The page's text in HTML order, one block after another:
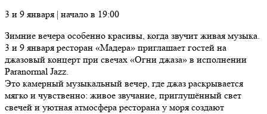
3 и 9 января | начало в 19:00
Зимние вечера особенно красивы, когда звучит живая музыка.
3 и 9 января ресторан «Мадера» приглашает гостей на
джазовый концерт при свечах «Огни джаза» в исполнении
Paranormal Jazz.
Это камерный музыкальный вечер, где джаз раскрывается
мягко и чувственно: живое звучание, приглушённый свет
свечей и уютная атмосфера ресторана у моря создают